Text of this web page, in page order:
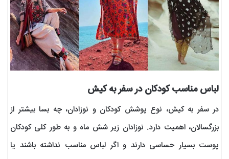
لباس مناسب کودکان در سفر به کیش
در سفر به کیش، نوع پوشش کودکان و نوزادان، چه بسا بیشتر از
بزرگسالان، اهمیت دارد. نوزادان زیر شش ماه و به طور کلی کودکان
پوست بسیار حساسی دارند و اگر لباس مناسب نداشته باشند یا